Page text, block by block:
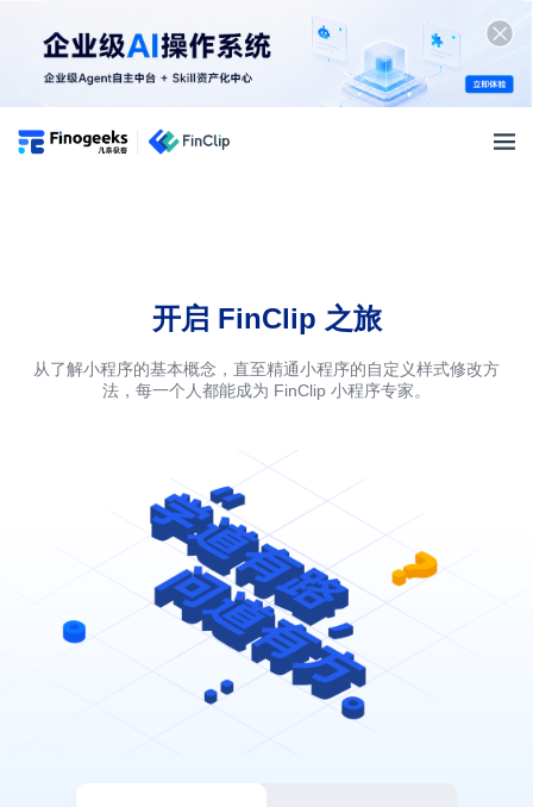
免费
小程序开放平台
小程序生命周期管理
跨终端适配兼容
小程序 SDK
技术生态
FinClip ChatKit SDK
FinClaw 企业级自主Agent中台
AI+ APP解决方案
银行解决方案
超级App解决方案
物联网解决方案
小游戏解决方案
音视频解决方案
生态建设
渠道合作伙伴
小程序生态市场
咨询热线：0755-86967467
开发者资源
文档中心
FinClip 社区版
资源下载中心
产品资源
产品定价
私有化部署
SaaS 资源包
与我们联系
登录
免费注册
开启 FinClip 之旅
从了解小程序的基本概念，直至精通小程序的自定义样式修改方
法，每一个人都能成为 FinClip 小程序专家。